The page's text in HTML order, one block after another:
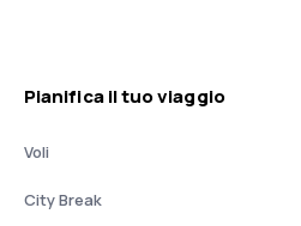
Pianifica il tuo viaggio
Voli
City Break